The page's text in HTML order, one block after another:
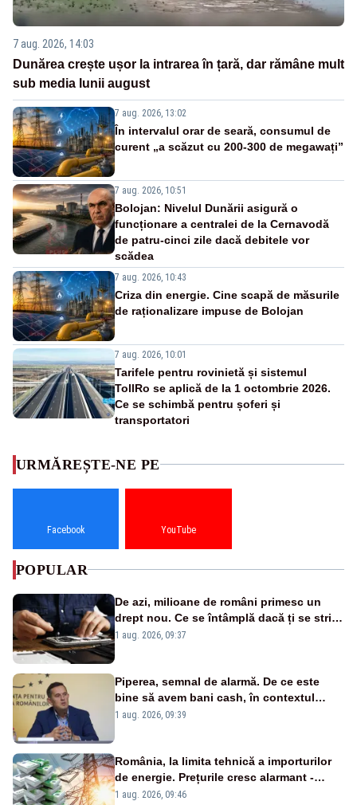
7 aug. 2026, 14:03
Dunărea crește ușor la intrarea în țară, dar rămâne mult
sub media lunii august
7 aug. 2026, 13:02
În intervalul orar de seară, consumul de
curent „a scăzut cu 200-300 de megawați”
7 aug. 2026, 10:51
Bolojan: Nivelul Dunării asigură o
funcționare a centralei de la Cernavodă
de patru-cinci zile dacă debitele vor
scădea
7 aug. 2026, 10:43
Criza din energie. Cine scapă de măsurile
de raționalizare impuse de Bolojan
7 aug. 2026, 10:01
Tarifele pentru rovinietă și sistemul
TollRo se aplică de la 1 octombrie 2026.
Ce se schimbă pentru șoferi și
transportatori
URMĂREȘTE-NE PE
Facebook YouTube
POPULAR
De azi, milioane de români primesc un
drept nou. Ce se întâmplă dacă ți se strică
un produs
1 aug. 2026, 09:37
Piperea, semnal de alarmă. De ce este
bine să avem bani cash, în contextul
alertei energetice?
1 aug. 2026, 09:39
România, la limita tehnică a importurilor
de energie. Prețurile cresc alarmant -
Analiză Realitatea Plus
1 aug. 2026, 09:46